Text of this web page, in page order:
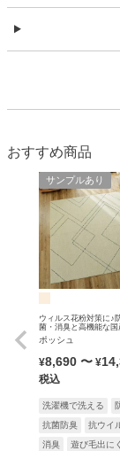
おすすめ商品
サンプルあり
ウィルス花粉対策に♪
菌・消臭と高機能な国
ポッシュ
¥8,690 〜 ¥
税込
洗濯機で洗える
抗菌防臭
抗ウイ
消臭
遊び毛出に